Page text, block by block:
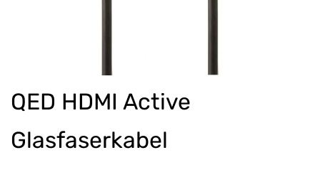
QED HDMI Active
Glasfaserkabel